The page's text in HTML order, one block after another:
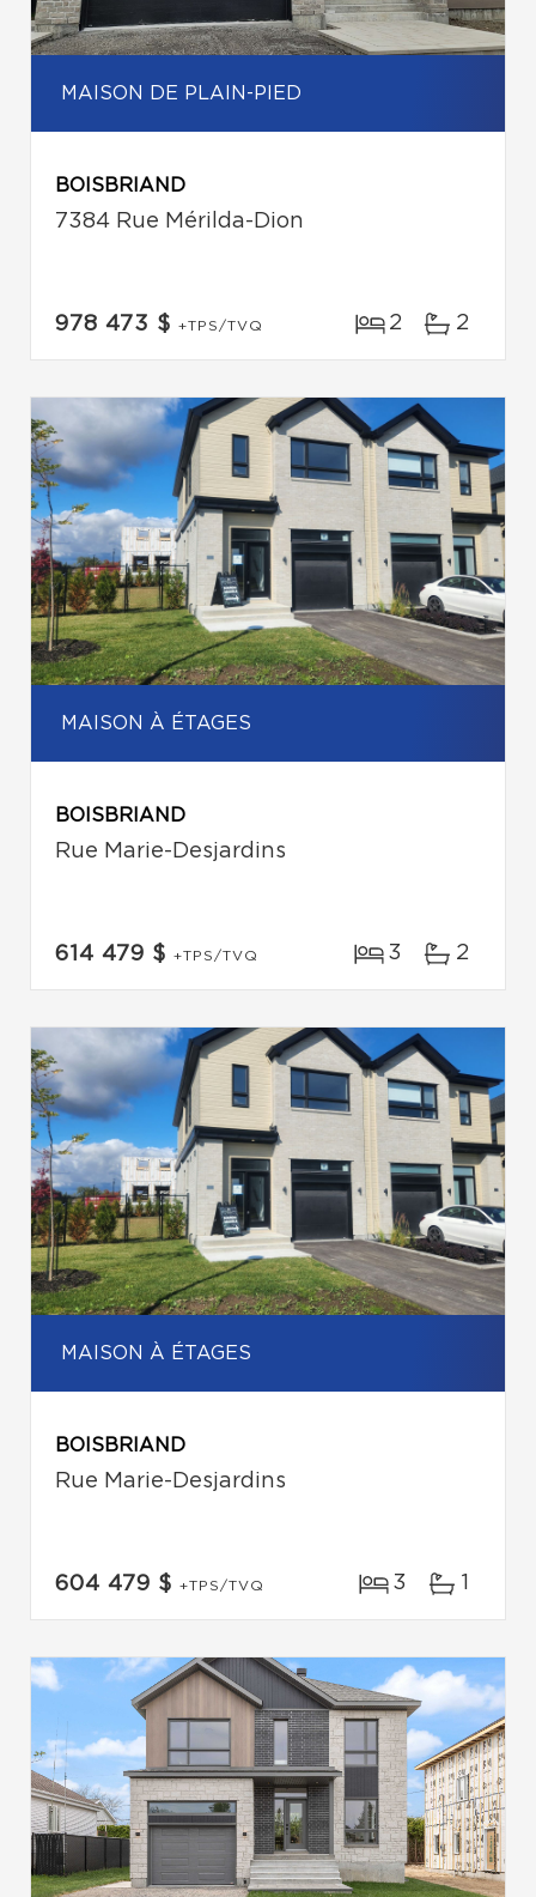
MAISON DE PLAIN-PIED
BOISBRIAND
7384 Rue Mérilda-Dion
978 473 $ +TPS/TVQ 2 2
MAISON À ÉTAGES
BOISBRIAND
Rue Marie-Desjardins
614 479 $ +TPS/TVQ 3 2
MAISON À ÉTAGES
BOISBRIAND
Rue Marie-Desjardins
604 479 $ +TPS/TVQ 3 1